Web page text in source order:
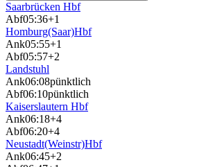
Saarbrücken Hbf
Abf05:36+1
Homburg(Saar)Hbf
Ank05:55+1
Abf05:57+2
Landstuhl
Ank06:08pünktlich
Abf06:10pünktlich
Kaiserslautern Hbf
Ank06:18+4
Abf06:20+4
Neustadt(Weinstr)Hbf
Ank06:45+2